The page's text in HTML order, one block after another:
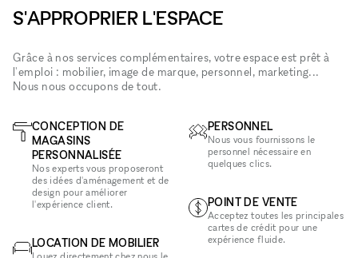
S'APPROPRIER L'ESPACE
Grâce à nos services complémentaires, votre espace est prêt à
l'emploi : mobilier, image de marque, personnel, marketing...
Nous nous occupons de tout.
CONCEPTION DE
MAGASINS
PERSONNALISÉE
Nos experts vous proposeront
des idées d'aménagement et de
design pour améliorer
l'expérience client.
LOCATION DE MOBILIER
PERSONNEL
Nous vous fournissons le
personnel nécessaire en
quelques clics.
POINT DE VENTE
Acceptez toutes les principales
cartes de crédit pour une
expérience fluide.